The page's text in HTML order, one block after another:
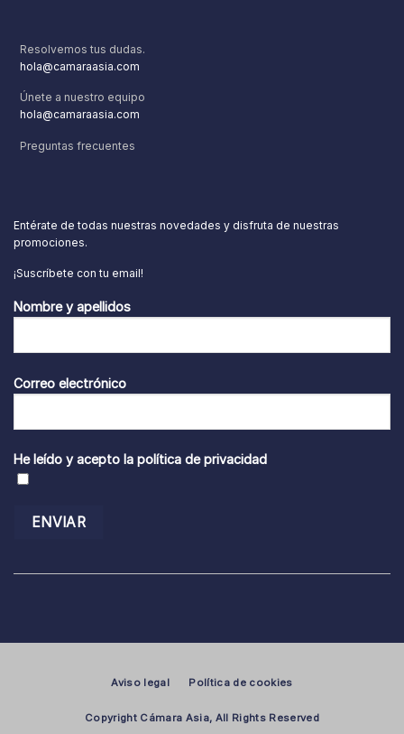
Resolvemos tus dudas.
hola@camaraasia.com
Únete a nuestro equipo
hola@camaraasia.com
Preguntas frecuentes
Entérate de todas nuestras novedades y disfruta de nuestras
promociones.
¡Suscríbete con tu email!
Nombre y apellidos
Correo electrónico
He leído y acepto la política de privacidad
Aviso legal Política de cookies
Copyright Cámara Asia, All Rights Reserved